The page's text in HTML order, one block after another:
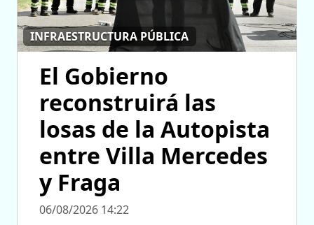
INFRAESTRUCTURA PÚBLICA
El Gobierno
reconstruirá las
losas de la Autopista
entre Villa Mercedes
y Fraga
06/08/2026 14:22